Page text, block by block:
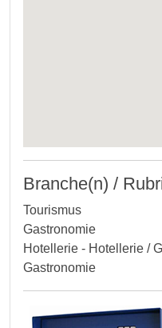
Branche(n) /
Tourismus
Gastronomie
Hotellerie - Hotellerie /
Gastronomie